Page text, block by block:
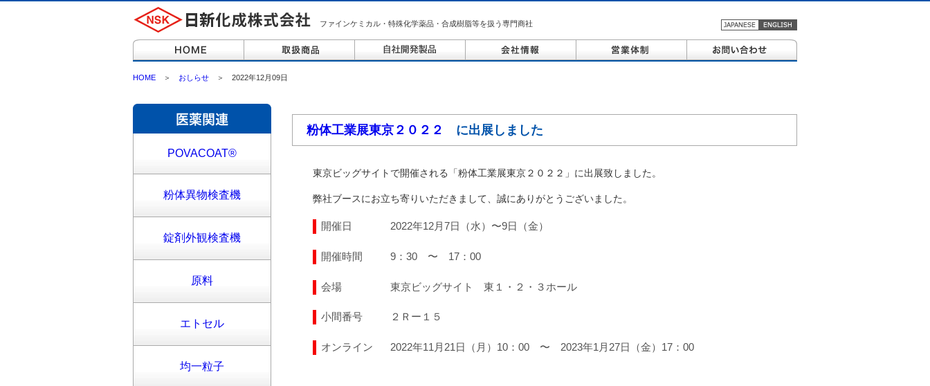
ファインケミカル・特殊化学薬品・合成樹脂等を扱う専門商社
HOME ＞ おしらせ ＞ 2022年12月09日
POVACOAT®
粉体異物検査機
錠剤外観検査機
原料
エトセル
均一粒子
粉体工業展東京２０２２ に出展しました
東京ビッグサイトで開催される「粉体工業展東京２０２２」に出展致しました。
弊社ブースにお立ち寄りいただきまして、誠にありがとうございました。
開催日 2022年12月7日（水）〜9日（金）
開催時間 9：30 〜 17：00
会場 東京ビッグサイト 東１・２・３ホール
小間番号 ２Ｒー１５
オンライン 2022年11月21日（月）10：00 〜 2023年1月27日（金）17：00